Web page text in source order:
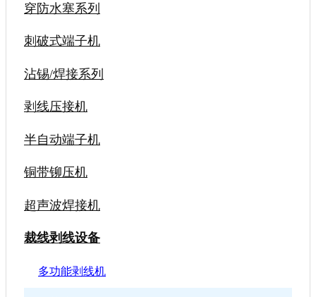
穿防水塞系列
刺破式端子机
沾锡/焊接系列
剥线压接机
半自动端子机
铜带铆压机
超声波焊接机
裁线剥线设备
多功能剥线机